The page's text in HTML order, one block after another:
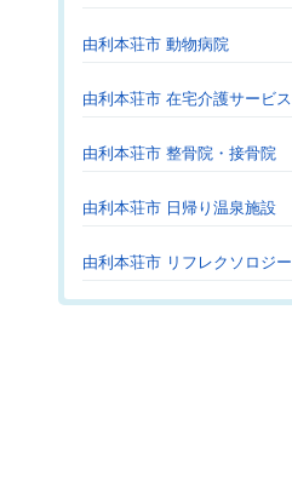
由利本荘市 動物病院
由利本荘市 在宅介護サービス
由利本荘市 整骨院・接骨院
由利本荘市 日帰り温泉施設
由利本荘市 リフレクソロジー